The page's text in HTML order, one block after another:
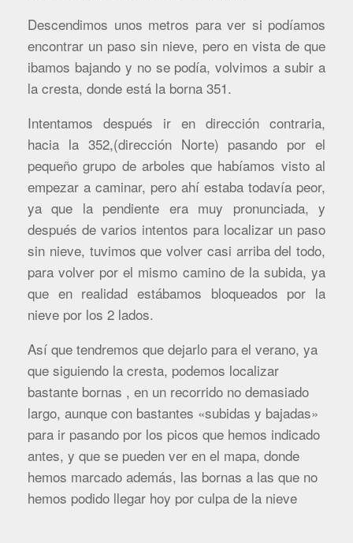
Descendimos unos metros para ver si podíamos
encontrar un paso sin nieve, pero en vista de que
ibamos bajando y no se podía, volvimos a subir a
la cresta, donde está la borna 351.
Intentamos después ir en dirección contraria,
hacia la 352,(dirección Norte) pasando por el
pequeño grupo de arboles que habíamos visto al
empezar a caminar, pero ahí estaba todavía peor,
ya que la pendiente era muy pronunciada, y
después de varios intentos para localizar un paso
sin nieve, tuvimos que volver casi arriba del todo,
para volver por el mismo camino de la subida, ya
que en realidad estábamos bloqueados por la
nieve por los 2 lados.
Así que tendremos que dejarlo para el verano, ya
que siguiendo la cresta, podemos localizar
bastante bornas , en un recorrido no demasiado
largo, aunque con bastantes «subidas y bajadas»
para ir pasando por los picos que hemos indicado
antes, y que se pueden ver en el mapa, donde
hemos marcado además, las bornas a las que no
hemos podido llegar hoy por culpa de la nieve